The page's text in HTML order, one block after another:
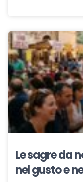
Le sagre da
nel gusto e